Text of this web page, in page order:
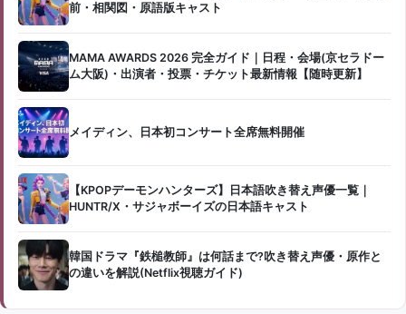
前・相関図・原語版キャスト
MAMA AWARDS 2026 完全ガイド｜日程・会場(京セラドー
ム大阪)・出演者・投票・チケット最新情報【随時更新】
メイディン、日本初コンサート全席無料開催
【KPOPデーモンハンターズ】日本語吹き替え声優一覧｜
HUNTR/X・サジャボーイズの日本語キャスト
韓国ドラマ『鉄槌教師』は何話まで?吹き替え声優・原作と
の違いを解説(Netflix視聴ガイド)